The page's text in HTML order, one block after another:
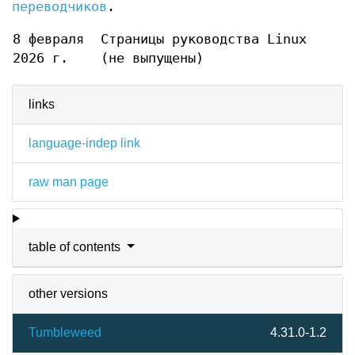
links
language-indep link
raw man page
table of contents
other versions
Tumbleweed 4.31.0-1.2
переводчиков .
8 февраля
2026 г.
Страницы руководства Linux
(не выпущены)